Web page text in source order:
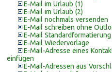
E-Mail im Urlaub (1)
E-Mail im Urlaub (2)
E-Mail nochmals versenden
E-Mail schreiben ohne
E-Mail Standardformatierung
E-Mail Wiedervorlage
E-Mail-Adresse eines
einfügen
E-Mail-Adressen aus